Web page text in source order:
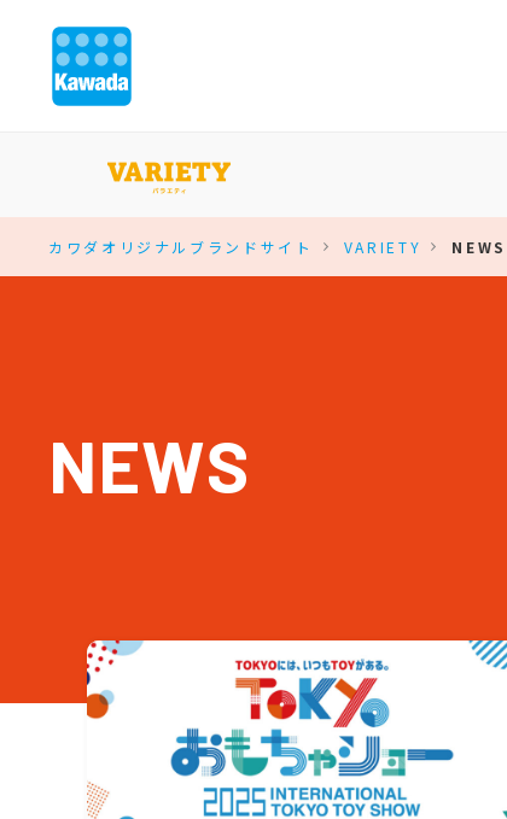
カワダオリジナルブランドサイト VARIETY NEWS
NEWS